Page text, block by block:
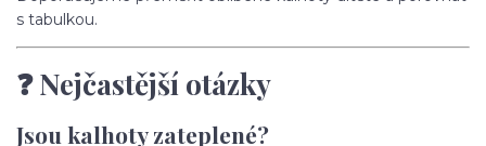
s tabulkou.
❓ Nejčastější otázky
Jsou kalhoty zateplené?